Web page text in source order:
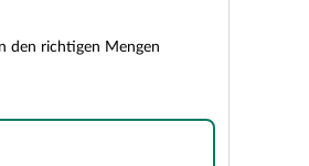
den richtigen Mengen